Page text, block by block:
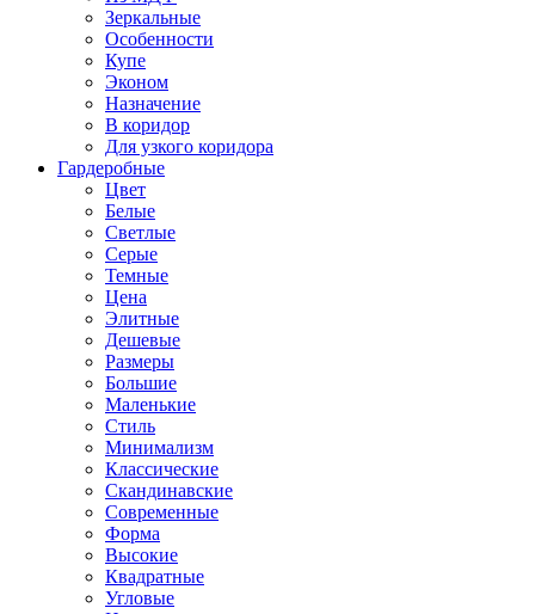
Зеркальные
Особенности
Купе
Эконом
Назначение
В коридор
Для узкого коридора
Гардеробные
Цвет
Белые
Светлые
Серые
Темные
Цена
Элитные
Дешевые
Размеры
Большие
Маленькие
Стиль
Минимализм
Классические
Скандинавские
Современные
Форма
Высокие
Квадратные
Угловые